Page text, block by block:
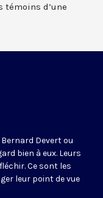
d’une
Devert ou
bien à eux. Leurs
Ce sont les
leur point de vue